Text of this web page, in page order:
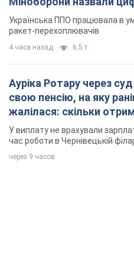
Українська ППО працювала в
ракет-перехоплювачів
4 часа назад 6,5 т.
Ауріка Ротару через
свою пенсію, на яку
жалілася: скільки
співачка
У виплату не врахували
час роботи в Чернівецькій
через 9 часов